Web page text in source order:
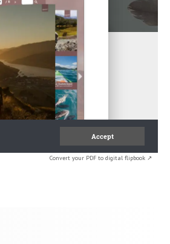
Convert your PDF to digital flipbook ↗